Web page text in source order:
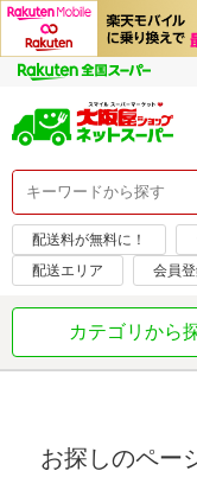
配送料が無料に！
配送エリア
会員
カテゴリから
お探しのペー